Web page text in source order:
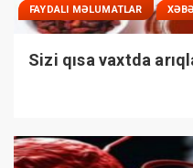
FAYDALI MƏLUMATLAR
Sizi qısa vaxtda